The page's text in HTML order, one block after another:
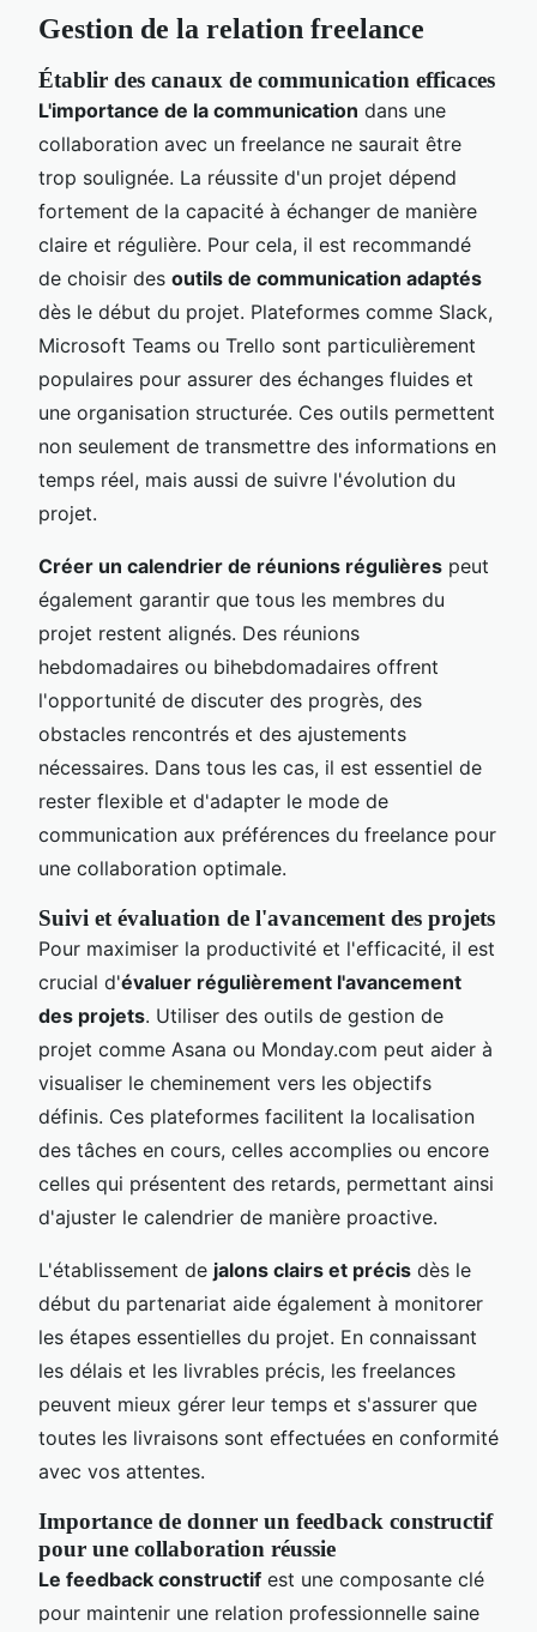
Gestion de la relation freelance
Établir des canaux de communication efficaces
L'importance de la communication dans une
collaboration avec un freelance ne saurait être
trop soulignée. La réussite d'un projet dépend
fortement de la capacité à échanger de manière
claire et régulière. Pour cela, il est recommandé
de choisir des outils de communication adaptés
dès le début du projet. Plateformes comme Slack,
Microsoft Teams ou Trello sont particulièrement
populaires pour assurer des échanges fluides et
une organisation structurée. Ces outils permettent
non seulement de transmettre des informations en
temps réel, mais aussi de suivre l'évolution du
projet.
Créer un calendrier de réunions régulières peut
également garantir que tous les membres du
projet restent alignés. Des réunions
hebdomadaires ou bihebdomadaires offrent
l'opportunité de discuter des progrès, des
obstacles rencontrés et des ajustements
nécessaires. Dans tous les cas, il est essentiel de
rester flexible et d'adapter le mode de
communication aux préférences du freelance pour
une collaboration optimale.
Suivi et évaluation de l'avancement des projets
Pour maximiser la productivité et l'efficacité, il est
crucial d'évaluer régulièrement l'avancement
des projets. Utiliser des outils de gestion de
projet comme Asana ou Monday.com peut aider à
visualiser le cheminement vers les objectifs
définis. Ces plateformes facilitent la localisation
des tâches en cours, celles accomplies ou encore
celles qui présentent des retards, permettant ainsi
d'ajuster le calendrier de manière proactive.
L'établissement de jalons clairs et précis dès le
début du partenariat aide également à monitorer
les étapes essentielles du projet. En connaissant
les délais et les livrables précis, les freelances
peuvent mieux gérer leur temps et s'assurer que
toutes les livraisons sont effectuées en conformité
avec vos attentes.
Importance de donner un feedback constructif
pour une collaboration réussie
Le feedback constructif est une composante clé
pour maintenir une relation professionnelle saine